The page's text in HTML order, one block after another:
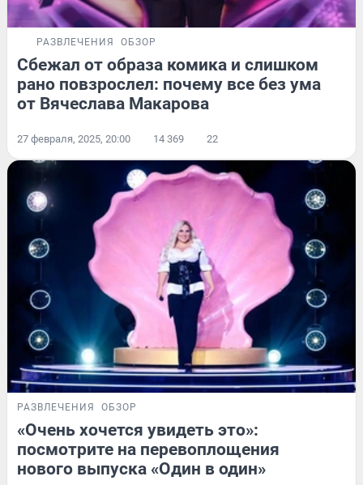
РАЗВЛЕЧЕНИЯ ОБЗОР
Сбежал от образа комика и слишком
рано повзрослел: почему все без ума
от Вячеслава Макарова
27 февраля, 2025, 20:00 14 369 22
РАЗВЛЕЧЕНИЯ ОБЗОР
«Очень хочется увидеть это»:
посмотрите на перевоплощения
нового выпуска «Один в один»